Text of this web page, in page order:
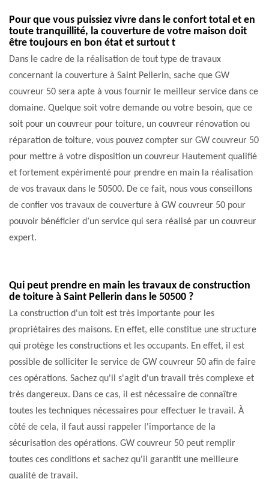
Pour que vous puissiez vivre dans le confort total et en
toute tranquillité, la couverture de votre maison doit
être toujours en bon état et surtout t
Dans le cadre de la réalisation de tout type de travaux
concernant la couverture à Saint Pellerin, sache que GW
couvreur 50 sera apte à vous fournir le meilleur service dans ce
domaine. Quelque soit votre demande ou votre besoin, que ce
soit pour un couvreur pour toiture, un couvreur rénovation ou
réparation de toiture, vous pouvez compter sur GW couvreur 50
pour mettre à votre disposition un couvreur Hautement qualifié
et fortement expérimenté pour prendre en main la réalisation
de vos travaux dans le 50500. De ce fait, nous vous conseillons
de confier vos travaux de couverture à GW couvreur 50 pour
pouvoir bénéficier d’un service qui sera réalisé par un couvreur
expert.
Qui peut prendre en main les travaux de construction
de toiture à Saint Pellerin dans le 50500 ?
La construction d'un toit est très importante pour les
propriétaires des maisons. En effet, elle constitue une structure
qui protège les constructions et les occupants. En effet, il est
possible de solliciter le service de GW couvreur 50 afin de faire
ces opérations. Sachez qu'il s'agit d'un travail très complexe et
très dangereux. Dans ce cas, il est nécessaire de connaître
toutes les techniques nécessaires pour effectuer le travail. À
côté de cela, il faut aussi rappeler l'importance de la
sécurisation des opérations. GW couvreur 50 peut remplir
toutes ces conditions et sachez qu'il garantit une meilleure
qualité de travail.